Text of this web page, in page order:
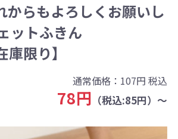
からもよろしくお願いし
ットふきん
限り】
通常価格： 107円 税込
78円 （税込:85円）～